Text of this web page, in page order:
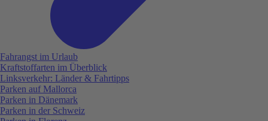
Fahrangst im Urlaub
Kraftstoffarten im Überblick
Linksverkehr: Länder & Fahrtipps
Parken auf Mallorca
Parken in Dänemark
Parken in der Schweiz